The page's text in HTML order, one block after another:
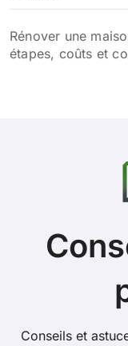
Rénover une
étapes, coûts et
Conseils et